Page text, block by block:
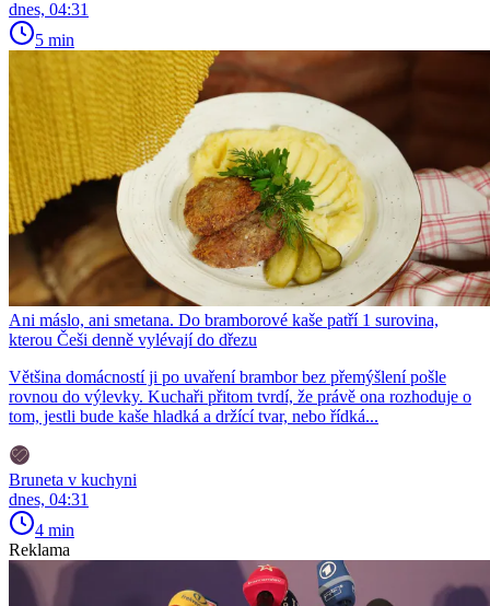
dnes, 04:31
5 min
Ani máslo, ani smetana. Do bramborové kaše patří 1 surovina,
kterou Češi denně vylévají do dřezu
Většina domácností ji po uvaření brambor bez přemýšlení pošle
rovnou do výlevky. Kuchaři přitom tvrdí, že právě ona rozhoduje o
tom, jestli bude kaše hladká a držící tvar, nebo řídká...
Bruneta v kuchyni
dnes, 04:31
4 min
Reklama